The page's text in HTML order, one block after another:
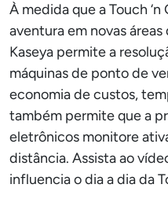
À medida que a Touch
aventura em novas
Kaseya permite a
máquinas de ponto de
economia de custos,
também permite que a
eletrônicos monitore
distância. Assista ao
influencia o dia a dia da